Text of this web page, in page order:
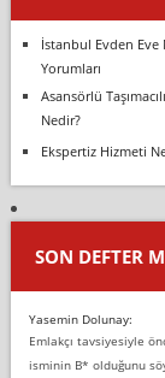
İstanbul Evden Eve
Yorumları
Asansörlü
Nedir?
Ekspertiz Hizmeti
SON DEFTER
Yasemin Dolunay:
Emlakçı tavsiyesiyle
isminin B* olduğunu